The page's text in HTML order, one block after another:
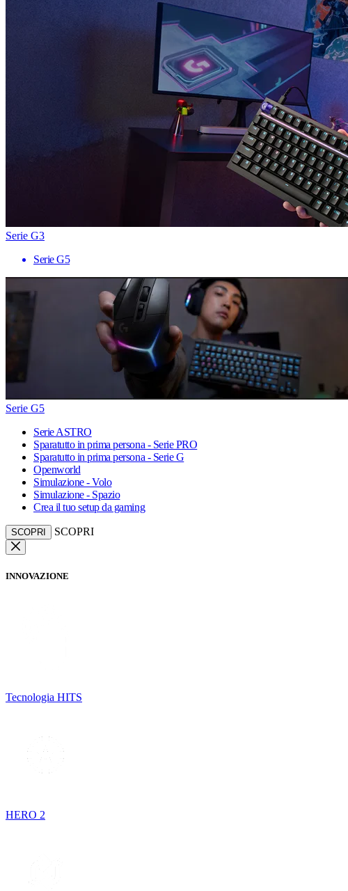
Serie G3
Serie G5
Serie G5
Serie ASTRO
Sparatutto in prima persona - Serie PRO
Sparatutto in prima persona - Serie G
Openworld
Simulazione - Volo
Simulazione - Spazio
Crea il tuo setup da gaming
SCOPRI SCOPRI
INNOVAZIONE
Tecnologia HITS
HERO 2